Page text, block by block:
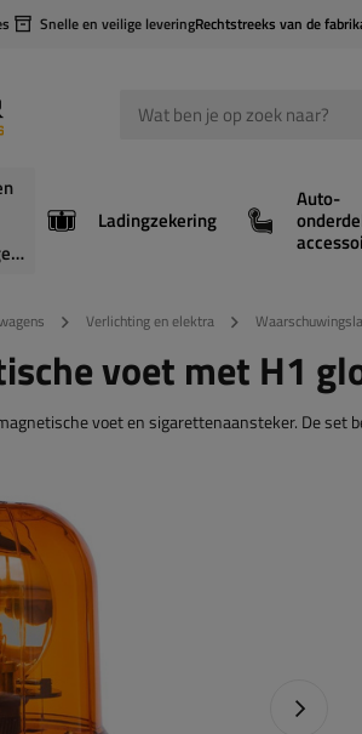
Snelle en veilige leveringRechtstreeks van de
aanhangwagens
Ladingzekering
Auto-
Verlichting en elektra
voet met H1
voet en sigarettenaansteker. De set
Naprawa